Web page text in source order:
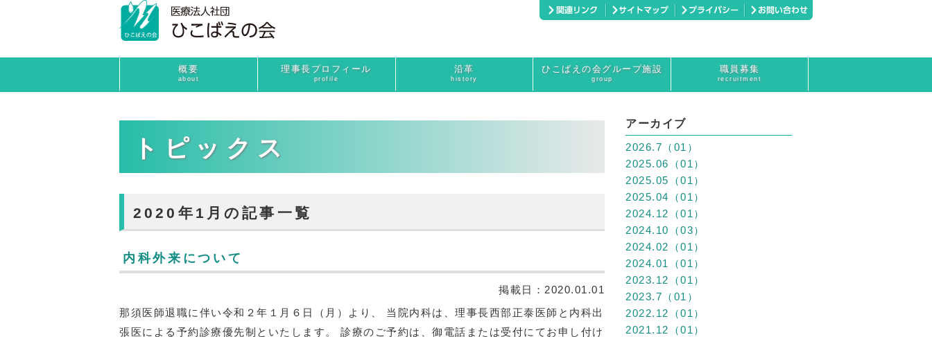
概要
about
理事長プロフィール
profile
沿革
history
ひこばえの会グループ施設
group
職員募集
recruitment
トピックス
2020年1月の記事一覧
内科外来について
掲載日： 2020.01.01
那須医師退職に伴い令和２年１月６日（月）より、 当院内科は、理事長西部正泰医師と内科出
張医による予約診療優先制といたします。 診療のご予約は、御電話または受付にてお申し付け
アーカイブ
2026.7（01）
2025.06（01）
2025.05（01）
2025.04（01）
2024.12（01）
2024.10（03）
2024.02（01）
2024.01（01）
2023.12（01）
2023.7（01）
2022.12（01）
2021.12（01）